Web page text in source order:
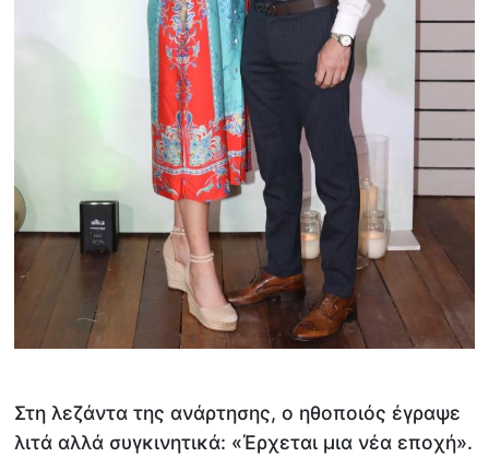
Στη λεζάντα της ανάρτησης, ο ηθοποιός έγραψε
λιτά αλλά συγκινητικά: «Έρχεται μια νέα εποχή».